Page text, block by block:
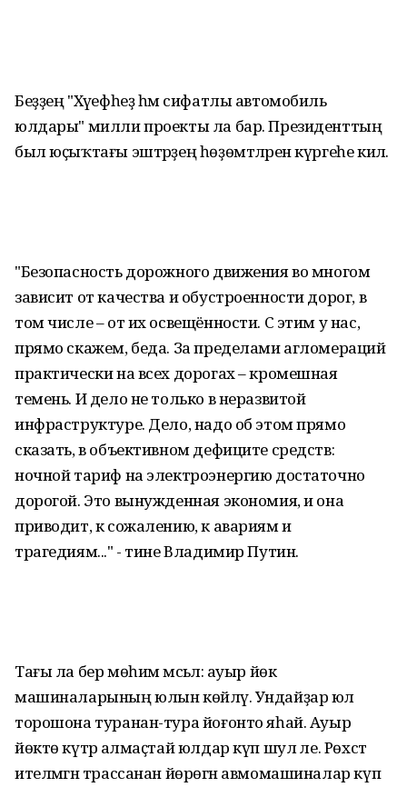
Беҙҙең "Хәүефһеҙ һәм сифатлы автомобиль
юлдары" милли проекты ла бар. Президенттың
был юҫыҡтағы эштәрҙең һөҙөмтәләрен күргеһе килә.
"Безопасность дорожного движения во многом
зависит от качества и обустроенности дорог, в
том числе – от их освещённости. С этим у нас,
прямо скажем, беда. За пределами агломераций
практически на всех дорогах – кромешная
темень. И дело не только в неразвитой
инфраструктуре. Дело, надо об этом прямо
сказать, в объективном дефиците средств:
ночной тариф на электроэнергию достаточно
дорогой. Это вынужденная экономия, и она
приводит, к сожалению, к авариям и
трагедиям..." - тине Владимир Путин.
Тағы ла бер мөһим мәсьәлә: ауыр йөк
машиналарының юлын көйләү. Ундайҙар юл
торошона туранан-тура йоғонто яһай. Ауыр
йөктө күтәрә алмаҫтай юлдар күп шул әле. Рөхсәт
ителмәгән трассанан йөрөгән авмомашиналар күп